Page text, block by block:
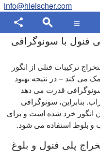
info@hielscher.com
فنول با سونوگرافی
ترکیبات فنلی از انگور
می کند – در نتیجه بهبود
قدرت می دهد
بنابراین، سونوگرافی
انگور خرد شده است و برای
و بلوط استفاده می شود.
پلی فنول و بلوغ